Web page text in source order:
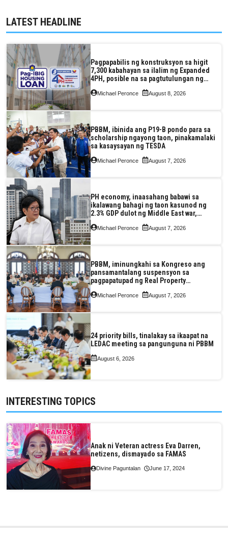
LATEST HEADLINE
Pagpapabilis ng konstruksyon sa higit
7,300 kabahayan sa ilalim ng Expanded
4PH, posible na sa pagtutulungan ng
Pag-IBIG at P.A. Alvarez
Michael Peronce August 8, 2026
PBBM, ibinida ang P19-B pondo para sa
scholarship ngayong taon, pinakamalaki
sa kasaysayan ng TESDA
Michael Peronce August 7, 2026
PH economy, inaasahang babawi sa
ikalawang bahagi ng taon kasunod ng
2.3% GDP dulot ng Middle East war,
pagkaantala ng public construction
Michael Peronce August 7, 2026
PBBM, iminungkahi sa Kongreso ang
pansamantalang suspensyon sa
pagpapatupad ng Real Property
Valuation and Assessment Reform Act
Michael Peronce August 7, 2026
24 priority bills, tinalakay sa ikaapat na
LEDAC meeting sa pangunguna ni PBBM
August 6, 2026
INTERESTING TOPICS
Anak ni Veteran actress Eva Darren,
netizens, dismayado sa FAMAS
Divine Paguntalan June 17, 2024